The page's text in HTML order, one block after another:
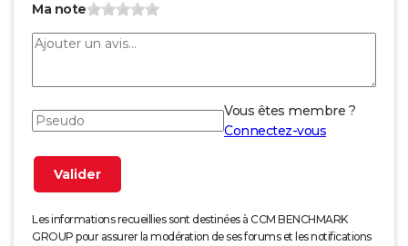
Ma note
Vous êtes membre ?
Connectez-vous
Les informations recueillies sont destinées à CCM BENCHMARK
GROUP pour assurer la modération de ses forums et les notifications